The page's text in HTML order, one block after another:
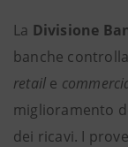
La Divisione
banche
retail e
miglioramento
dei ricavi. I